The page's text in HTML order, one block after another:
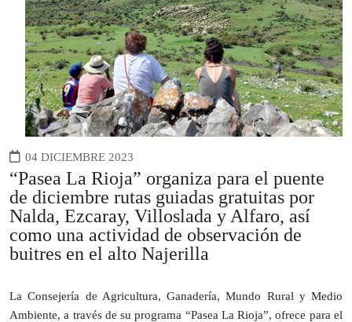
04 DICIEMBRE 2023
“Pasea La Rioja” organiza para el puente
de diciembre rutas guiadas gratuitas por
Nalda, Ezcaray, Villoslada y Alfaro, así
como una actividad de observación de
buitres en el alto Najerilla
La Consejería de Agricultura, Ganadería, Mundo Rural y Medio
Ambiente, a través de su programa “Pasea La Rioja”, ofrece para el